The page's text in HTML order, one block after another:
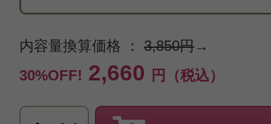
内容量換算価格 ： 3,850円→
30%OFF! 2,660 円（税込）